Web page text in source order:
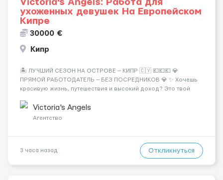
Victoria's Angels: Работа для
ухоженных девушек На Европейском
Кипре
30000 €
Кипр
🏝️ ЛУЧШИЙ СЕЗОН НА ОСТРОВЕ — КИПР 🇨🇾 💶💶💶 💎
ПРЯМОЙ РАБОТОДАТЕЛЬ — БЕЗ ПОСРЕДНИКОВ 💎 ✨ Хочешь
красивую жизнь, путешествия и высокий доход? Это твой
Опытная команда с годами практики — Стабильный поток
клиентов (без ...
Victoria's Angels
Агентство
3 часа назад Откликнуться